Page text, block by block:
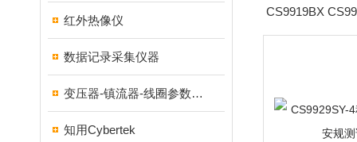
红外热像仪
数据记录采集仪器
变压器-镇流器-线圈参数测试仪器
知用Cybertek
CS9919BX
绝缘耐